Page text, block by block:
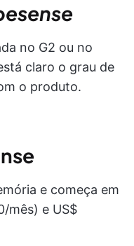
no G2 ou no
claro o grau de
o produto.
e começa em
mês) e US$